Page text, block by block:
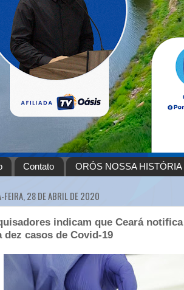
Contato ORÓS NOSSA HISTÓRIA
FEIRA, 28 DE ABRIL DE 2020
indicam que Ceará
dez casos de Covid-19